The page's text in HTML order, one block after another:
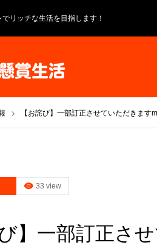
リッチな生活を目指します！
【お詫び】一部訂正させていただきます
33 view
び】一部訂正さ